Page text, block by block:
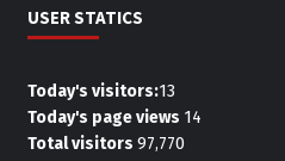
USER STATICS
Today's visitors:13
Today's page views 14
Total visitors 97,770